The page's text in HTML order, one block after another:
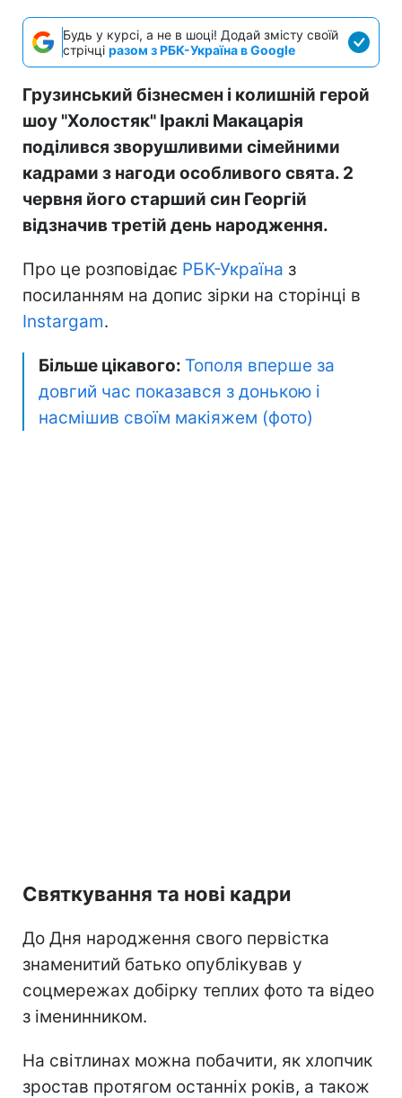
Будь у курсі, а не в шоці! Додай змісту своїй
стрічці разом з РБК-Україна в Google
Грузинський бізнесмен і колишній герой
шоу "Холостяк" Іраклі Макацарія
поділився зворушливими сімейними
кадрами з нагоди особливого свята. 2
червня його старший син Георгій
відзначив третій день народження.
Про це розповідає РБК-Україна з
посиланням на допис зірки на сторінці в
Instargam.
Більше цікавого: Тополя вперше за
довгий час показався з донькою і
насмішив своїм макіяжем (фото)
Святкування та нові кадри
До Дня народження свого первістка
знаменитий батько опублікував у
соцмережах добірку теплих фото та відео
з іменинником.
На світлинах можна побачити, як хлопчик
зростав протягом останніх років, а також